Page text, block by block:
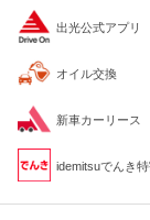
出光公式アプリ
オイル交換
新車カーリース
idemitsuでんき特